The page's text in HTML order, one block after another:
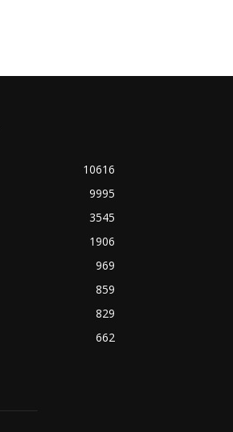
10616
9995
3545
1906
969
859
829
662